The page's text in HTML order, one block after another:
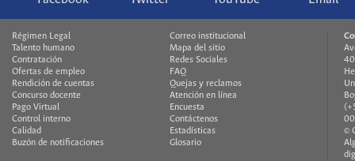
Régimen Legal
Talento humano
Contratación
Ofertas de empleo
Rendición de cuentas
Concurso docente
Pago Virtual
Control interno
Calidad
Buzón de notificaciones
Correo institucional
Mapa del sitio
Redes Sociales
FAQ
Quejas y reclamos
Atención en línea
Encuesta
Contáctenos
Estadísticas
Glosario
©